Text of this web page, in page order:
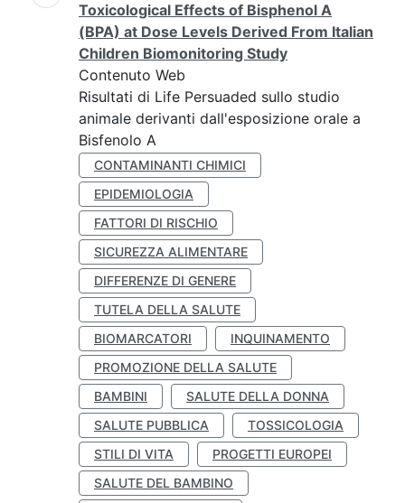
Toxicological Effects of Bisphenol A
(BPA) at Dose Levels Derived From Italian
Children Biomonitoring Study
Contenuto Web
Risultati di Life Persuaded sullo studio
animale derivanti dall'esposizione orale a
Bisfenolo A
CONTAMINANTI CHIMICI
EPIDEMIOLOGIA
FATTORI DI RISCHIO
SICUREZZA ALIMENTARE
DIFFERENZE DI GENERE
TUTELA DELLA SALUTE
BIOMARCATORI
INQUINAMENTO
PROMOZIONE DELLA SALUTE
BAMBINI
SALUTE DELLA DONNA
SALUTE PUBBLICA
TOSSICOLOGIA
STILI DI VITA
PROGETTI EUROPEI
SALUTE DEL BAMBINO